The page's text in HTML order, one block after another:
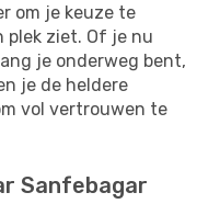
om je keuze te
plek ziet. Of je nu
je onderweg bent,
je de heldere
vol vertrouwen te
Sanfebagar